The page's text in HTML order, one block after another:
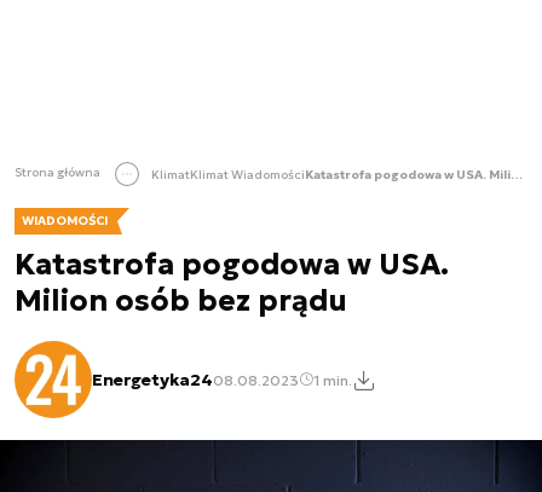
Strona główna KlimatKlimat Wiadomości Katastrofa pogodowa w USA. Milion osób bez prądu
WIADOMOŚCI
Katastrofa pogodowa w USA.
Milion osób bez prądu
Energetyka2408.08.2023 1 min.